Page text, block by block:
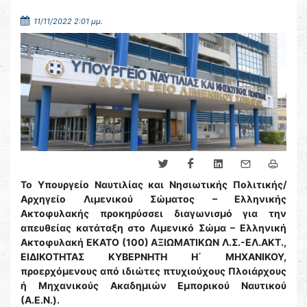
11/11/2022 2:01 μμ.
Το Υπουργείο Ναυτιλίας και Νησιωτικής Πολιτικής/
Αρχηγείο Λιμενικού Σώματος – Ελληνικής
Ακτοφυλακής προκηρύσσει διαγωνισμό για την
απευθείας κατάταξη στο Λιμενικό Σώμα – Ελληνική
Ακτοφυλακή ΕΚΑΤΟ (100) ΑΞΙΩΜΑΤΙΚΩΝ Λ.Σ.-ΕΛ.ΑΚΤ.,
ΕΙΔΙΚΟΤΗΤΑΣ ΚΥΒΕΡΝΗΤΗ Η΄ ΜΗΧΑΝΙΚΟΥ,
προερχόμενους από ιδιώτες πτυχιούχους Πλοιάρχους
ή Μηχανικούς Ακαδημιών Εμπορικού Ναυτικού
(Α.Ε.Ν.).